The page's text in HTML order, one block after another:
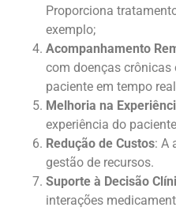
Proporciona
exemplo;
Acompanhamento
com doenças crônicas
paciente em tempo
Melhoria na
experiência do
Redução de Custos: A
gestão de recursos.
Suporte à Decisão
interações